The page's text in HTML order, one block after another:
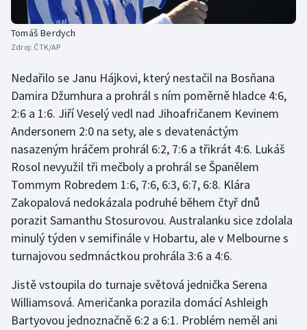
Rychlostní kanoistika
Sportovní střelba
Stolní tenis
Triatlon
Veslování
Vodní slalom
Volejbal
Ostatní
Tomáš Berdych
Zdroj: ČTK/AP
Nedařilo se Janu Hájkovi, který nestačil na Bosňana
Damira Džumhura a prohrál s ním poměrně hladce 4:6,
2:6 a 1:6. Jiří Veselý vedl nad Jihoafričanem Kevinem
Andersonem 2:0 na sety, ale s devatenáctým
nasazeným hráčem prohrál 6:2, 7:6 a třikrát 4:6. Lukáš
Rosol nevyužil tři mečboly a prohrál se Španělem
Tommym Robredem 1:6, 7:6, 6:3, 6:7, 6:8. Klára
Zakopalová nedokázala podruhé během čtyř dnů
porazit Samanthu Stosurovou. Australanku sice zdolala
minulý týden v semifinále v Hobartu, ale v Melbourne s
turnajovou sedmnáctkou prohrála 3:6 a 4:6.
Jistě vstoupila do turnaje světová jednička Serena
Williamsová. Američanka porazila domácí Ashleigh
Bartyovou jednoznačně 6:2 a 6:1. Problém neměl ani